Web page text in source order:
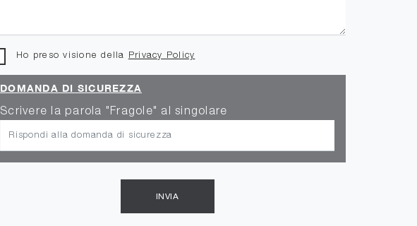
Ho preso visione della Privacy Policy
DOMANDA DI SICUREZZA
Scrivere la parola "Fragole" al singolare
INVIA